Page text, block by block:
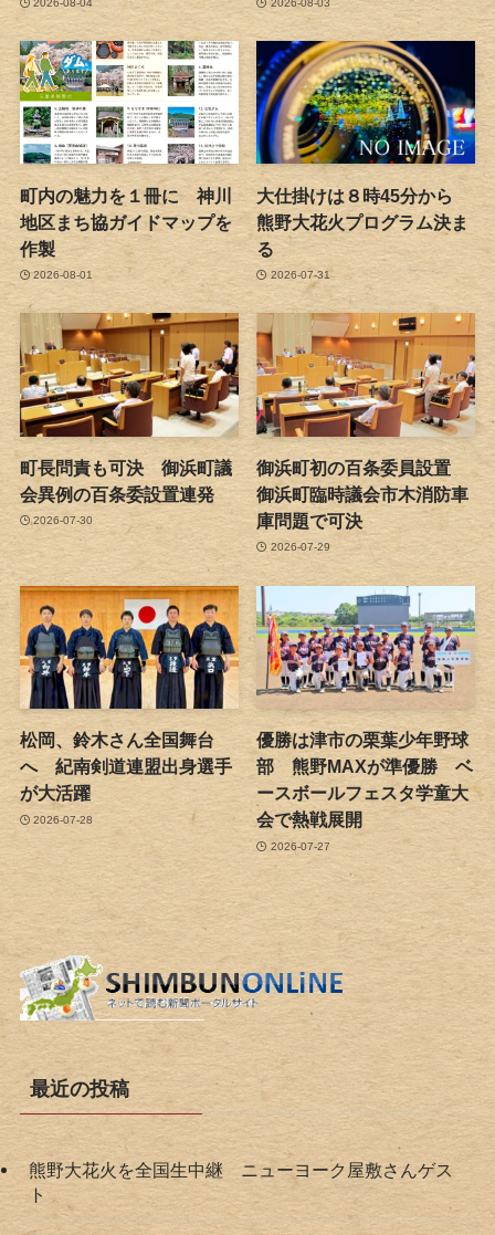
2026-08-04 2026-08-03
町内の魅力を１冊に 神川
地区まち協ガイドマップを
作製
2026-08-01
大仕掛けは８時45分から
熊野大花火プログラム決ま
る
2026-07-31
町長問責も可決 御浜町議
会異例の百条委設置連発
2026-07-30
御浜町初の百条委員設置
御浜町臨時議会市木消防車
庫問題で可決
2026-07-29
松岡、鈴木さん全国舞台
へ 紀南剣道連盟出身選手
が大活躍
2026-07-28
優勝は津市の栗葉少年野球
部 熊野MAXが準優勝 ベ
ースボールフェスタ学童大
会で熱戦展開
2026-07-27
最近の投稿
熊野大花火を全国生中継 ニューヨーク屋敷さんゲス
ト